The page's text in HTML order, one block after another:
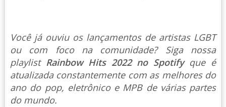
Você já ouviu os lançamentos de artistas LGBT
ou com foco na comunidade? Siga nossa
playlist Rainbow Hits 2022 no Spotify que é
atualizada constantemente com as melhores do
ano do pop, eletrônico e MPB de várias partes
do mundo.